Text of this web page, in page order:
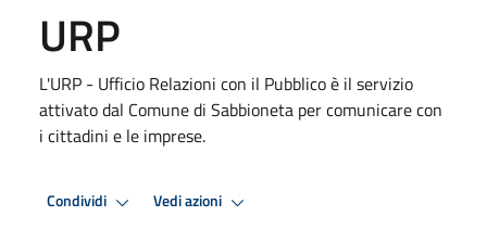
URP
L'URP - Ufficio Relazioni con il Pubblico è il servizio
attivato dal Comune di Sabbioneta per comunicare con
i cittadini e le imprese.
Condividi Vedi azioni